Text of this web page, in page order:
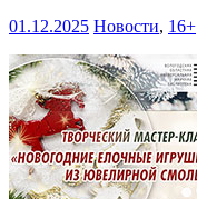
01.12.2025 Новости, 16+